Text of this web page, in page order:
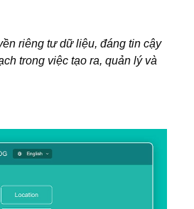
riêng tư dữ liệu, đáng tin cậy
trong việc tạo ra, quản lý và